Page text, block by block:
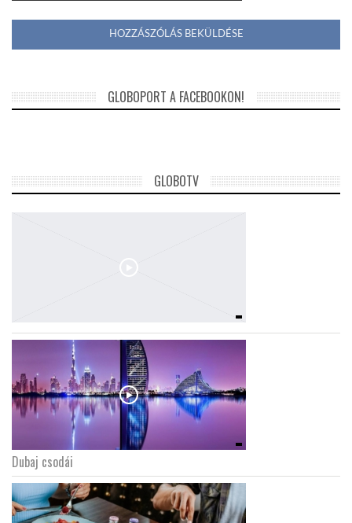
GLOBOPORT A FACEBOOKON!
GLOBOTV
Dubaj csodái